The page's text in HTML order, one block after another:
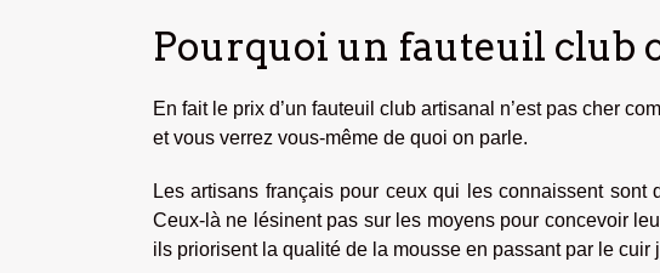
Pourquoi un fauteuil club
En fait le prix d’un fauteuil club artisanal n’est pas cher
et vous verrez vous-même de quoi on parle.
Les artisans français pour ceux qui les connaissent
Ceux-là ne lésinent pas sur les moyens pour concevoir
ils priorisent la qualité de la mousse en passant par le cuir